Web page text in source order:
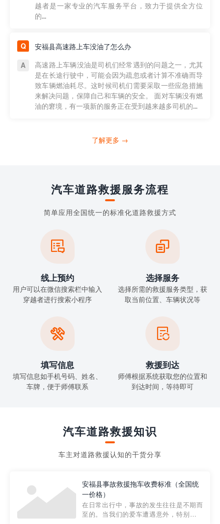
越者是一家专业的汽车服务平台，致力于提供全方位
的...
安福县高速路上车没油了怎么办
高速路上车辆没油是司机们经常遇到的问题之一，尤其
是在长途行驶中，可能会因为疏忽或者计算不准确而导
致车辆燃油耗尽。这时候司机们需要采取一些应急措施
来解决问题，保障自己和车辆的安全。 面对车辆没有燃
油的窘境，有一项新的服务正在受到越来越多司机的...
了解更多 →
汽车道路救援服务流程
简单应用全国统一的标准化道路救援方式

线上预约
用户可以在微信搜索栏中输入
穿越者进行搜索小程序

选择服务
选择所需的救援服务类型，获
取当前位置、车辆状况等

填写信息
填写信息如手机号码、姓名、
车牌，便于师傅联系

救援到达
师傅根据系统获取您的位置和
到达时间，等待即可
汽车道路救援知识
车主对道路救援认知的干货分享
安福县事故救援拖车收费标准（全国统
一价格）
在日常出行中，事故的发生往往是不期而
至的。当我们的爱车遭遇意外，特别是在